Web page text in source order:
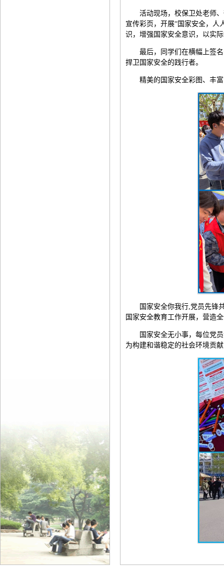
活动现场，校保卫处老师
宣传彩页，开展“国家安全，人
识，增强国家安全意识，以实
最后，同学们在横幅上签
捍卫国家安全的践行者。
精美的国家安全彩图、丰
国家安全你我行,党员先锋
国家安全教育工作开展，营造
国家安全无小事，每位党
为构建和谐稳定的社会环境贡